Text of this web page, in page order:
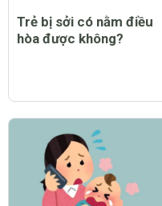
Trẻ bị sởi có nằm điều
hòa được không?